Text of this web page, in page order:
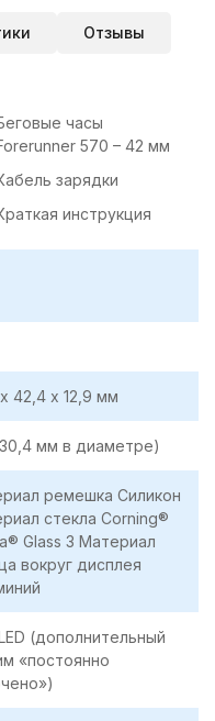
Отзывы
часы
570 – 42 мм
зарядки
инструкция
42,4 х 12,9 мм
мм в диаметре)
ремешка Силикон
стекла Corning®
Glass 3 Материал
вокруг дисплея
(дополнительный
«постоянно